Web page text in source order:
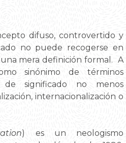
difuso, controvertido y
no puede recogerse en
mera definición formal. A
sinónimo de términos
de significado no menos
internacionalización o
) es un neologismo